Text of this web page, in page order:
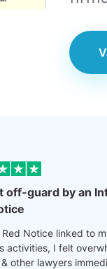
off-guard by an
Notice linked to
activities, I felt
other lawyers